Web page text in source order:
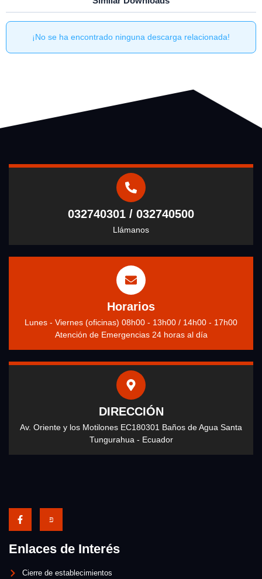
¡No se ha encontrado ninguna descarga relacionada!
032740301 / 032740500
Llámanos
Horarios
Lunes - Viernes (oficinas) 08h00 - 13h00 / 14h00 - 17h00
Atención de Emergencias 24 horas al día
DIRECCIÓN
Av. Oriente y los Motilones EC180301 Baños de Agua Santa
Tungurahua - Ecuador
Enlaces de Interés
Cierre de establecimientos